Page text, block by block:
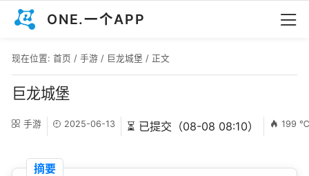
ONE.一个APP
现在位置: 首页 / 手游 / 巨龙城堡 / 正文
巨龙城堡
手游 2025-06-13 ⏳ 已提交（08-08 08:10） 199
摘要